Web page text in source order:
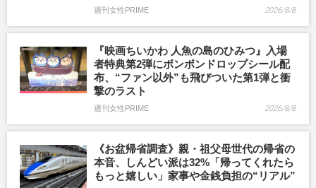
週刊女性PRIME 2026/8/8
『映画ちいかわ 人魚の島のひみつ』入場
者特典第2弾にボンボンドロップシール配
布、“ファン以外”も飛びついた第1弾と衝
撃のラスト
週刊女性PRIME 2026/8/8
《お盆帰省調査》親・祖父母世代の帰省の
本音、しんどい派は32%「帰ってくれたら
もっと嬉しい」家事や金銭負担の“リアル”